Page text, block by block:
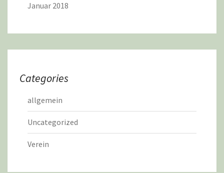
Januar 2018
Categories
allgemein
Uncategorized
Verein